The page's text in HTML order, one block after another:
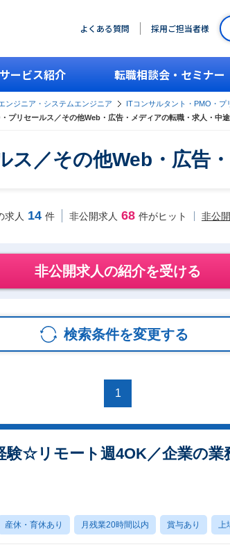
よくある質問 採用ご担当者様
サービス紹介 転職相談会・セミナー
ンジニア・システムエンジニア ITコンサルタント・PMO・プ
プリセールス／その他Web・広告・メディアの転職・求人・中
／その他Web・広告
求人 14 件 非公開求人 68 件がヒット 非公
非公開求人の紹介を受ける
検索条件を変更する
1
験☆リモート週4OK／企業の業
産休・育休あり 月残業20時間以内 賞与あり